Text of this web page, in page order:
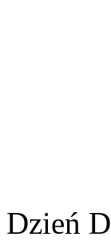
Dzień